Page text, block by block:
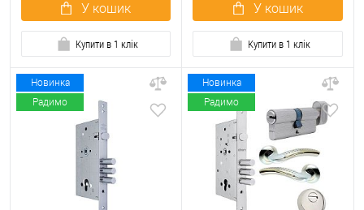
У кошик
Купити в 1 клік
У кошик
Купити в 1 клік
Новинка
Радимо
Новинка
Радимо